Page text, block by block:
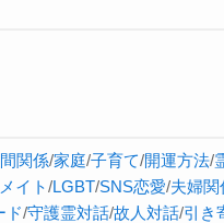
関係/家庭/子育て/開運方法/
イト/LGBT/SNS恋愛/夫婦関
ド/守護霊対話/故人対話/引き